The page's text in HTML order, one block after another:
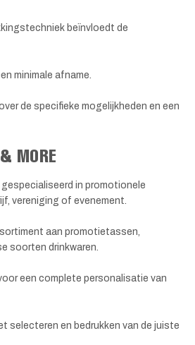
beïnvloedt de
minimale afname.
de specifieke mogelijkheden en een
MORE
in promotionele
vereniging of evenement.
aan promotietassen,
soorten drinkwaren.
een complete personalisatie van
selecteren en bedrukken van de juiste